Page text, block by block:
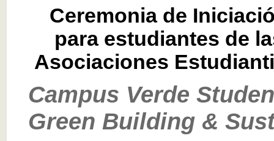
Ceremonia de
para estudiantes de
Asociaciones
Campus Verde
Green Building &